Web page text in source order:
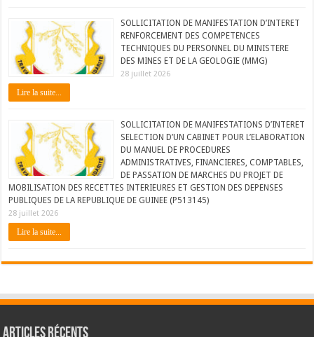
SOLLICITATION DE MANIFESTATION D’INTERET
RENFORCEMENT DES COMPETENCES
TECHNIQUES DU PERSONNEL DU MINISTERE
DES MINES ET DE LA GEOLOGIE (MMG)
28 juillet 2026
Lire la suite...
SOLLICITATION DE MANIFESTATIONS D’INTERET
SELECTION D’UN CABINET POUR L’ELABORATION
DU MANUEL DE PROCEDURES
ADMINISTRATIVES, FINANCIERES, COMPTABLES,
DE PASSATION DE MARCHES DU PROJET DE
MOBILISATION DES RECETTES INTERIEURES ET GESTION DES DEPENSES
PUBLIQUES DE LA REPUBLIQUE DE GUINEE (P513145)
28 juillet 2026
Lire la suite...
Articles récents